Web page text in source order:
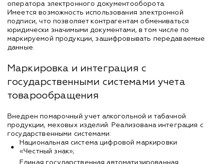
оператора электронного документооборота.
Имеется возможность использования электронной
подписи, что позволяет контрагентам обмениваться
юридически значимыми документами, в том числе по
маркируемой продукции, зашифровывать передаваемые
данные.
Маркировка и интеграция с
государственными системами учета
товарообращения
Внедрен помарочный учет алкогольной и табачной
продукции, меховых изделий. Реализована интеграция с
государственными системами:
Национальная система цифровой маркировки
«Честный знак»;
Единая государственная автоматизированная